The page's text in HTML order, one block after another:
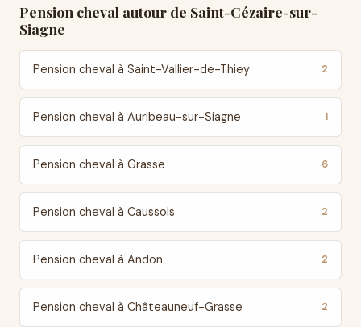
Pension cheval autour de Saint-Cézaire-sur-
Siagne
Pension cheval à Saint-Vallier-de-Thiey 2
Pension cheval à Auribeau-sur-Siagne 1
Pension cheval à Grasse 6
Pension cheval à Caussols 2
Pension cheval à Andon 2
Pension cheval à Châteauneuf-Grasse 2